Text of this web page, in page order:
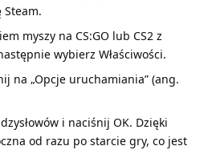
myszy na CS:GO lub CS2 z
wybierz Właściwości.
na „Opcje uruchamiania” (ang.
i naciśnij OK. Dzięki
od razu po starcie gry, co jest